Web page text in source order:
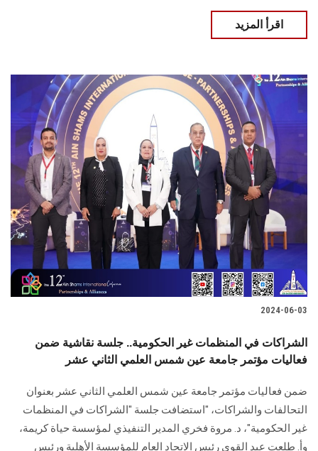
اقرأ المزيد
2024-06-03
الشراكات في المنظمات غير الحكومية.. جلسة نقاشية ضمن
فعاليات مؤتمر جامعة عين شمس العلمي الثاني عشر
ضمن فعاليات مؤتمر جامعة عين شمس العلمي الثاني عشر بعنوان
التحالفات والشراكات، ‏‏"استضافت جلسة "الشراكات في المنظمات
غير الحكومية"، د. مروة فخري المدير التنفيذي ‏لمؤسسة حياة كريمة،
وأ. طلعت عبد القوى رئيس الاتحاد العام للمؤسسة الأهلية ورئيس